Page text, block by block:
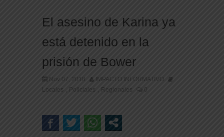
El asesino de Karina ya
está detenido en la
prisión de Bower
Nov 07, 2018
IMPACTO INFORMATIVO
Locales
Policiales Regionales 0